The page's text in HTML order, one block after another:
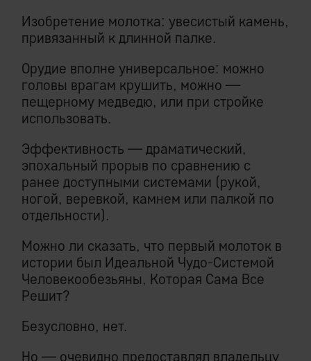
Изобретение молотка: увесистый камень,
привязанный к длинной палке.
Орудие вполне универсальное: можно
головы врагам крушить, можно —
пещерному медведю, или при стройке
использовать.
Эффективность — драматический,
эпохальный прорыв по сравнению с
ранее доступными системами (рукой,
ногой, веревкой, камнем или палкой по
отдельности).
Можно ли сказать, что первый молоток в
истории был Идеальной Чудо-Системой
Человекообезьяны, Которая Сама Все
Решит?
Безусловно, нет.
Но — очевидно предоставлял владельцу